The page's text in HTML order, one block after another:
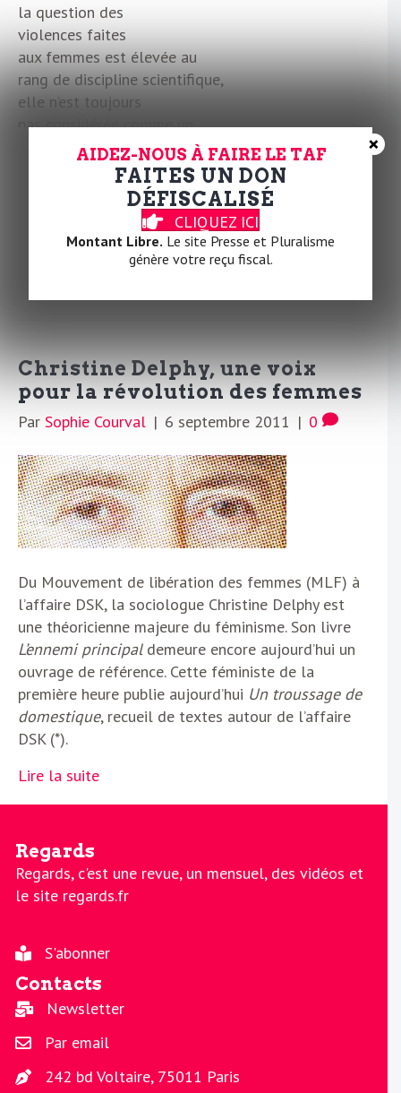
la question des
violences faites
aux femmes est élevée au
rang de discipline scientifique,
elle n’est toujours
pas considérée comme un
objet de recherche dans
les universités françaises.
Entretien avec Christelle
Hamel, chercheuse à
Christine Delphy, une voix
pour la révolution des femmes
Par Sophie Courval | 6 septembre 2011 | 0
Du Mouvement de libération des femmes (MLF) à
l’affaire DSK, la sociologue Christine Delphy est
une théoricienne majeure du féminisme. Son livre
L’ennemi principaldemeure encore aujourd’hui un
ouvrage de référence. Cette féministe de la
première heure publie aujourd’hui Un troussage de
domestique, recueil de textes autour de l’affaire
DSK (*).
Lire la suite
Regards
Regards, c'est une revue, un mensuel, des vidéos et
le site regards.fr
S'abonner
Contacts
Newsletter
Par email
242 bd Voltaire, 75011 Paris
AIDEZ-NOUS À FAIRE LE TAF
FAITES UN DON
DÉFISCALISÉ
CLIQUEZ ICI
Montant Libre. Le site Presse et Pluralisme
génère votre reçu fiscal.
×